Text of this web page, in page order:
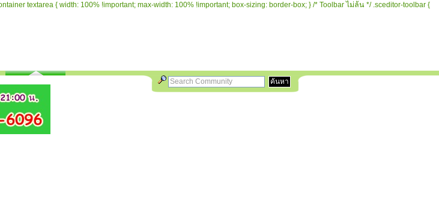
textarea { width: 100% !important; max-width: 100% !important; box-sizing: border-box; } /* Toolbar ไม่ล้น */ .sceditor-toolbar {